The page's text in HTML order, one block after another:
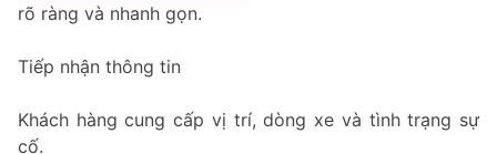
rõ ràng và nhanh gọn.
Tiếp nhận thông tin
Khách hàng cung cấp vị trí, dòng xe và tình trạng sự
cố.